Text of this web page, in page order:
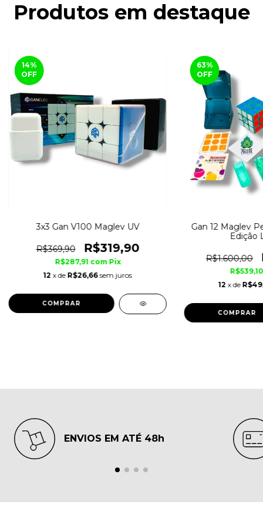
Produtos em destaque
14%
OFF
3x3 Gan V100 Maglev UV
R$369,90 R$319,90
R$287,91 com Pix
12 x de R$26,66 sem juros
COMPRAR
63%
OFF
Gan 12 Maglev
Edição
R$1.600,00
12 x de
ENVIOS EM ATÉ 48h